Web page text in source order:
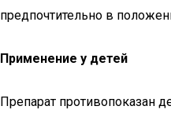
предпочтительно в
Применение у детей
Препарат противопоказан